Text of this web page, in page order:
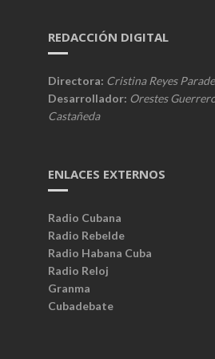
REDACCIÓN DIGITAL
Directora: Cristina Reyes
Desarrollador: Orestes
Castañeda
ENLACES EXTERNOS
Radio Cubana
Radio Rebelde
Radio Habana Cuba
Radio Reloj
Granma
Cubadebate